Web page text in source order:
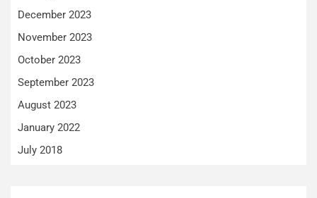
December 2023
November 2023
October 2023
September 2023
August 2023
January 2022
July 2018